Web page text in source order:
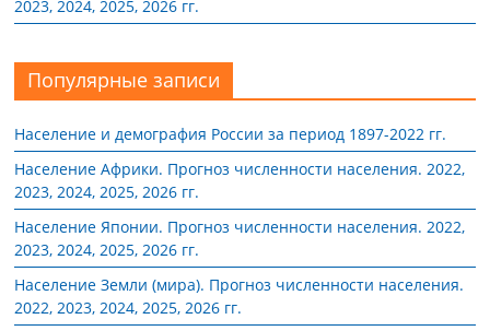
2023, 2024, 2025, 2026 гг.
Популярные записи
Население и демография России за период 1897-2022 гг.
Население Африки. Прогноз численности населения. 2022,
2023, 2024, 2025, 2026 гг.
Население Японии. Прогноз численности населения. 2022,
2023, 2024, 2025, 2026 гг.
Население Земли (мира). Прогноз численности населения.
2022, 2023, 2024, 2025, 2026 гг.